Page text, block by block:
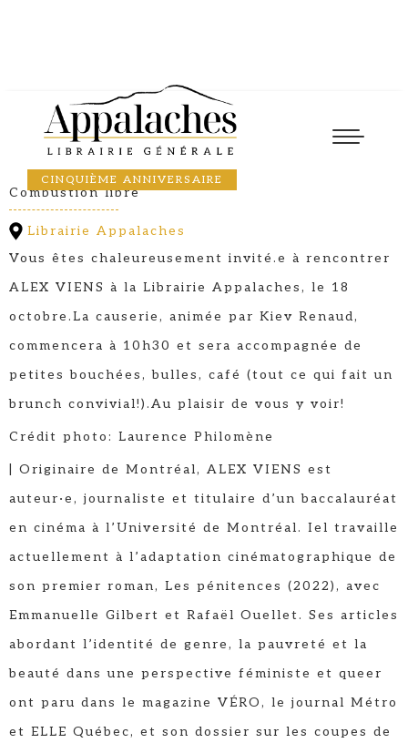
CINQUIÈME ANNIVERSAIRE
Causerie-brunch
October 2025 10:30
ALEX VIENS
Combustion libre
Librairie Appalaches
Vous êtes chaleureusement invité.e à rencontrer
ALEX VIENS à la Librairie Appalaches, le 18
octobre.La causerie, animée par Kiev Renaud,
commencera à 10h30 et sera accompagnée de
petites bouchées, bulles, café (tout ce qui fait un
brunch convivial!).Au plaisir de vous y voir!
Crédit photo: Laurence Philomène
| Originaire de Montréal, ALEX VIENS est
auteur·e, journaliste et titulaire d’un baccalauréat
en cinéma à l’Université de Montréal. Iel travaille
actuellement à l’adaptation cinématographique de
son premier roman, Les pénitences (2022), avec
Emmanuelle Gilbert et Rafaël Ouellet. Ses articles
abordant l’identité de genre, la pauvreté et la
beauté dans une perspective féministe et queer
ont paru dans le magazine VÉRO, le journal Métro
et ELLE Québec, et son dossier sur les coupes de